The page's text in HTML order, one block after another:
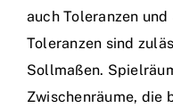
auch Toleranzen
Toleranzen sind
Sollmaßen.
Zwischenräume, die